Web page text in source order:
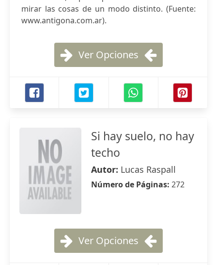
mirar las cosas de un modo distinto. (Fuente:
www.antigona.com.ar).
Ver Opciones
Si hay suelo, no hay
techo
Autor: Lucas Raspall
Número de Páginas: 272
Ver Opciones